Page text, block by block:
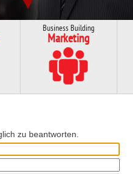
Business Building
Marketing
zu beantworten.